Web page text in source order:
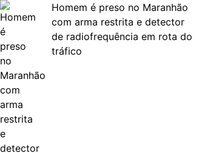
Homem é preso no Maranhão
com arma restrita e detector
de radiofrequência em rota do
tráfico